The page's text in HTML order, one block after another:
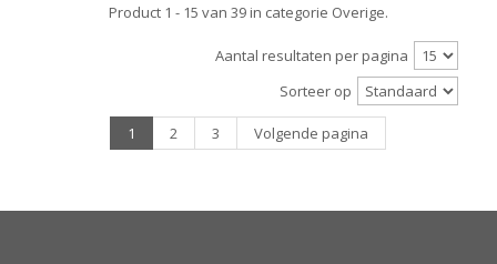
Product 1 - 15 van 39 in categorie Overige.
Aantal resultaten per pagina
Sorteer op
1 2 3 Volgende pagina